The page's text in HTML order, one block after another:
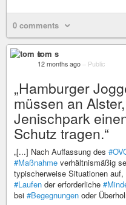
0 comments
tom s
12 months ago – Public
„Hamburger
müssen an
Jenischpark
Schutz tragen.“
„[...] Nach Auffassung des
#Maßnahme verhältnismäßig
typischerweise Situationen auf,
#Laufen der erforderliche
bei #Begegnungen oder